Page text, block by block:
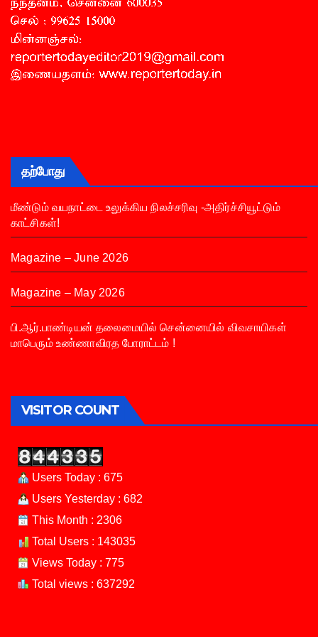
தற்போது
மீண்டும் வயநாட்டை உலுக்கிய நிலச்சரிவு -அதிர்ச்சியூட்டும்
காட்சிகள்!
Magazine – June 2026
Magazine – May 2026
பி.ஆர்.பாண்டியன் தலைமையில் சென்னையில் விவசாயிகள்
மாபெரும் உண்ணாவிரத போராட்டம் !
VISITOR COUNT
Users Today : 675
Users Yesterday : 682
This Month : 2306
Total Users : 143035
Views Today : 775
Total views : 637292